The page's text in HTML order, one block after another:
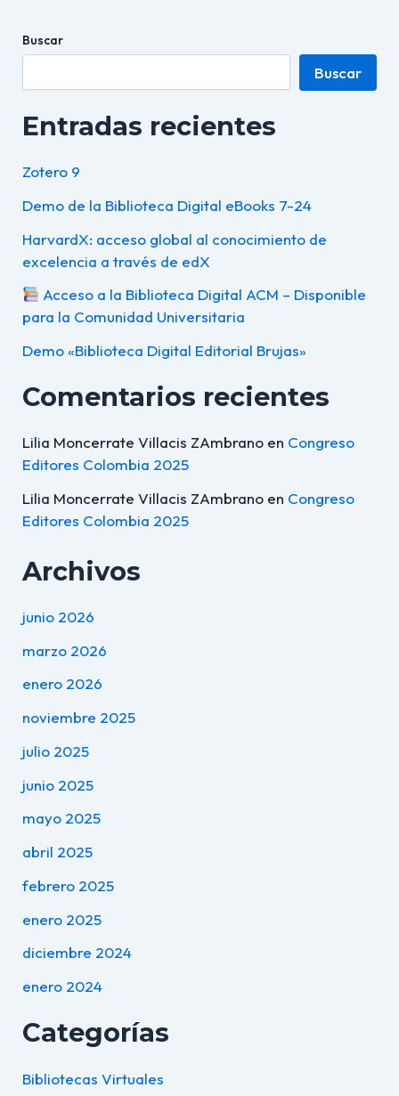
Buscar
Buscar
Entradas recientes
Zotero 9
Demo de la Biblioteca Digital eBooks 7-24
HarvardX: acceso global al conocimiento de
excelencia a través de edX
Acceso a la Biblioteca Digital ACM – Disponible
para la Comunidad Universitaria
Demo «Biblioteca Digital Editorial Brujas»
Comentarios recientes
Lilia Moncerrate Villacis ZAmbranoen Congreso
Editores Colombia 2025
Lilia Moncerrate Villacis ZAmbranoen Congreso
Editores Colombia 2025
Archivos
junio 2026
marzo 2026
enero 2026
noviembre 2025
julio 2025
junio 2025
mayo 2025
abril 2025
febrero 2025
enero 2025
diciembre 2024
enero 2024
Categorías
Bibliotecas Virtuales